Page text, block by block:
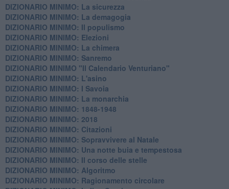
DIZIONARIO MINIMO: La sicurezza
DIZIONARIO MINIMO: La demagogia
DIZIONARIO MINIMO: Il populismo
DIZIONARIO MINIMO: Elezioni
DIZIONARIO MINIMO: La chimera
DIZIONARIO MINIMO: Sanremo
DIZIONARIO MINIMO "Il Calendario Venturiano"
DIZIONARIO MINIMO: L'asino
DIZIONARIO MINIMO: I Savoia
DIZIONARIO MINIMO: La monarchia
DIZIONARIO MINIMO: 1848-1948
DIZIONARIO MINIMO: 2018
DIZIONARIO MINIMO: Citazioni
DIZIONARIO MINIMO: ​Sopravvivere al Natale
DIZIONARIO MINIMO: ​Una notte buia e tempestosa
DIZIONARIO MINIMO: Il corso delle stelle
DIZIONARIO MINIMO: Algoritmo
DIZIONARIO MINIMO: Ragionamento circolare